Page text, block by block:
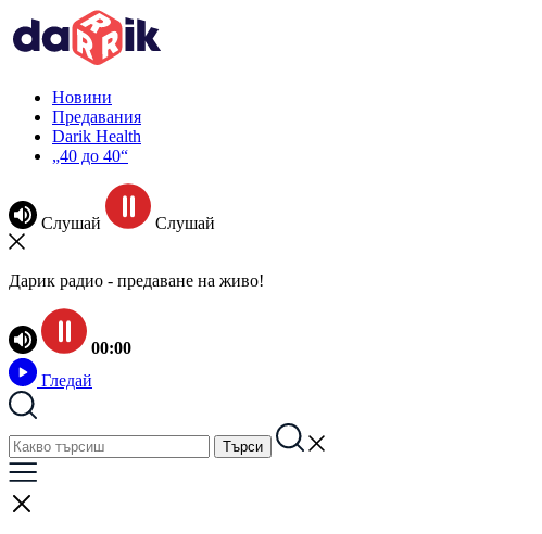
Новини
Предавания
Darik Health
„40 до 40“
Слушай Слушай
Дарик радио - предаване на живо!
00:00
Гледай